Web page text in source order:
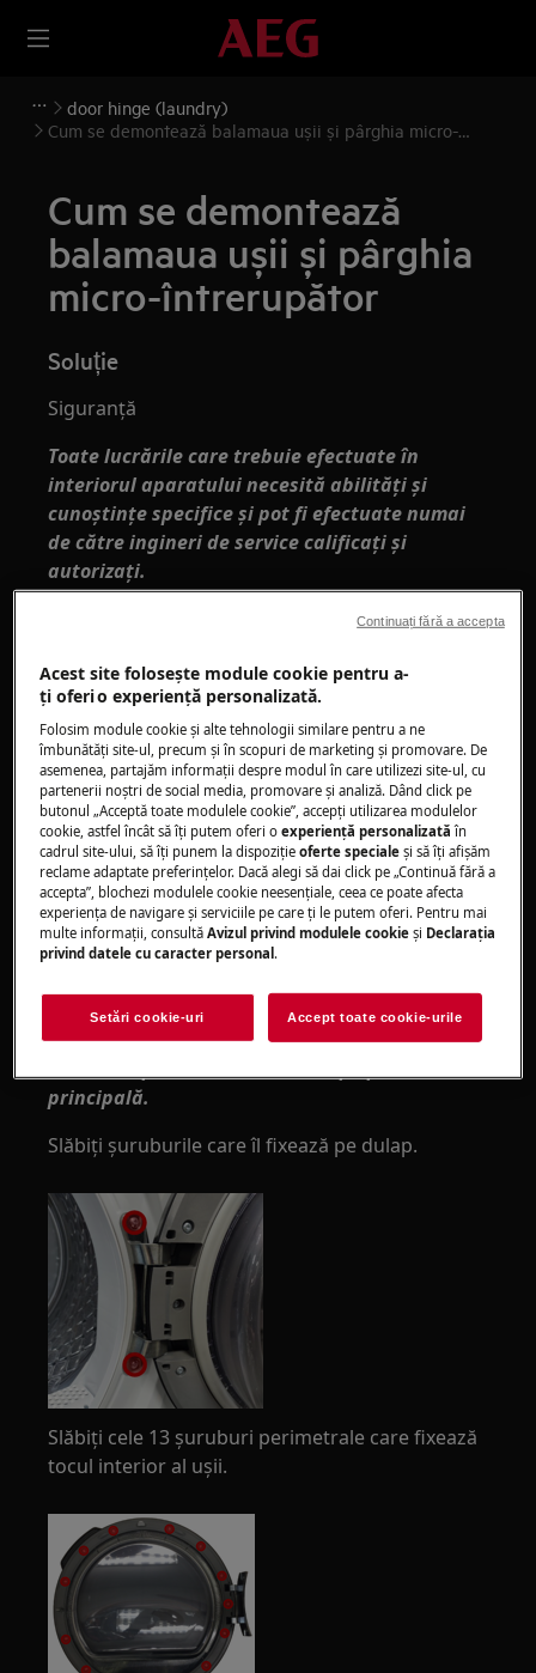
door hinge (laundry)
Cum se demontează balamaua ușii și pârghia micro-
Cum se demontează
balamaua ușii și pârghia
micro-întrerupător
Soluție
Siguranță
Toate lucrările care trebuie efectuate în
interiorul aparatului necesită abilități și
cunoștințe specifice și pot fi efectuate numai
de către ingineri de service calificați și
autorizați.
Această platformă nu este prevăzută cu un
Înainte de a accesa componentele interne,
scoateți ștecherul din priză pentru a deconecta
sursa de alimentare.
Unele componente din partea mecanică ar
putea provoca răni, așa că purtați protecție
adecvată și procedați cu prudență.
Goliți întotdeauna aparatul de toată apa
înainte de a-l așeza pe o parte.
pentru întreținere sau pentru un alt motiv,
așezați-l pe partea stângă, pentru a evita
principală.
Slăbiți șuruburile care îl fixează pe dulap.
Slăbiți cele 13 șuruburi perimetrale care fixează
tocul interior al ușii.
Acest site folosește module cookie pentru a-
ţi oferi o experienţă personalizată.
Folosim module cookie și alte tehnologii similare pentru a ne
îmbunătăţi site-ul, precum și în scopuri de marketing și promovare. De
asemenea, partajăm informaţii despre modul în care utilizezi site-ul, cu
partenerii noștri de social media, promovare și analiză. Dând click pe
butonul „Acceptă toate modulele cookie”, accepţi utilizarea modulelor
cookie, astfel încât să îţi putem oferi oexperienţă personalizată în
cadrul site-ului, să îţi punem la dispoziţieoferte speciale și să îţi afișăm
reclame adaptate preferinţelor. Dacă alegi să dai click pe „Continuă fără a
accepta”, blochezi modulele cookie neesenţiale, ceea ce poate afecta
experienţa de navigare și serviciile pe care ţi le putem oferi. Pentru mai
multe informaţii, consultăAvizul privind modulele cookie și Declaraţia
privind datele cu caracter personal .
Setări cookie-uri Accept toate cookie-urile
Continuați fără a accepta